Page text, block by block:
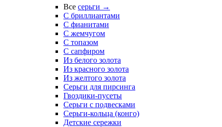
Все серьги →
С бриллиантами
С фианитами
С жемчугом
С топазом
С сапфиром
Из белого золота
Из красного золота
Из желтого золота
Серьги для пирсинга
Гвоздики-пусеты
Серьги с подвесками
Серьги-кольца (конго)
Детские сережки